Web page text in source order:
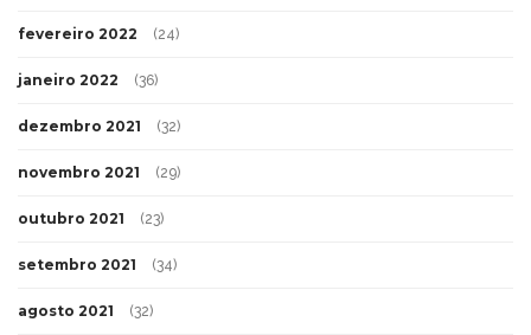
fevereiro 2022 (24)
janeiro 2022 (36)
dezembro 2021 (32)
novembro 2021 (29)
outubro 2021 (23)
setembro 2021 (34)
agosto 2021 (32)